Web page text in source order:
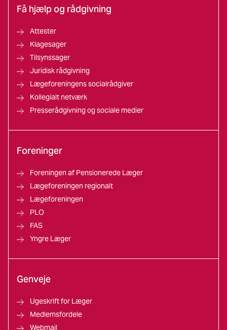
Få hjælp og rådgivning
Attester
Klagesager
Tilsynssager
Juridisk rådgivning
Lægeforeningens socialrådgiver
Kollegialt netværk
Presserådgivning og sociale medier
Foreninger
Foreningen af Pensionerede Læger
Lægeforeningen regionalt
Lægeforeningen
PLO
FAS
Yngre Læger
Genveje
Ugeskrift for Læger
Medlemsfordele
Webmail